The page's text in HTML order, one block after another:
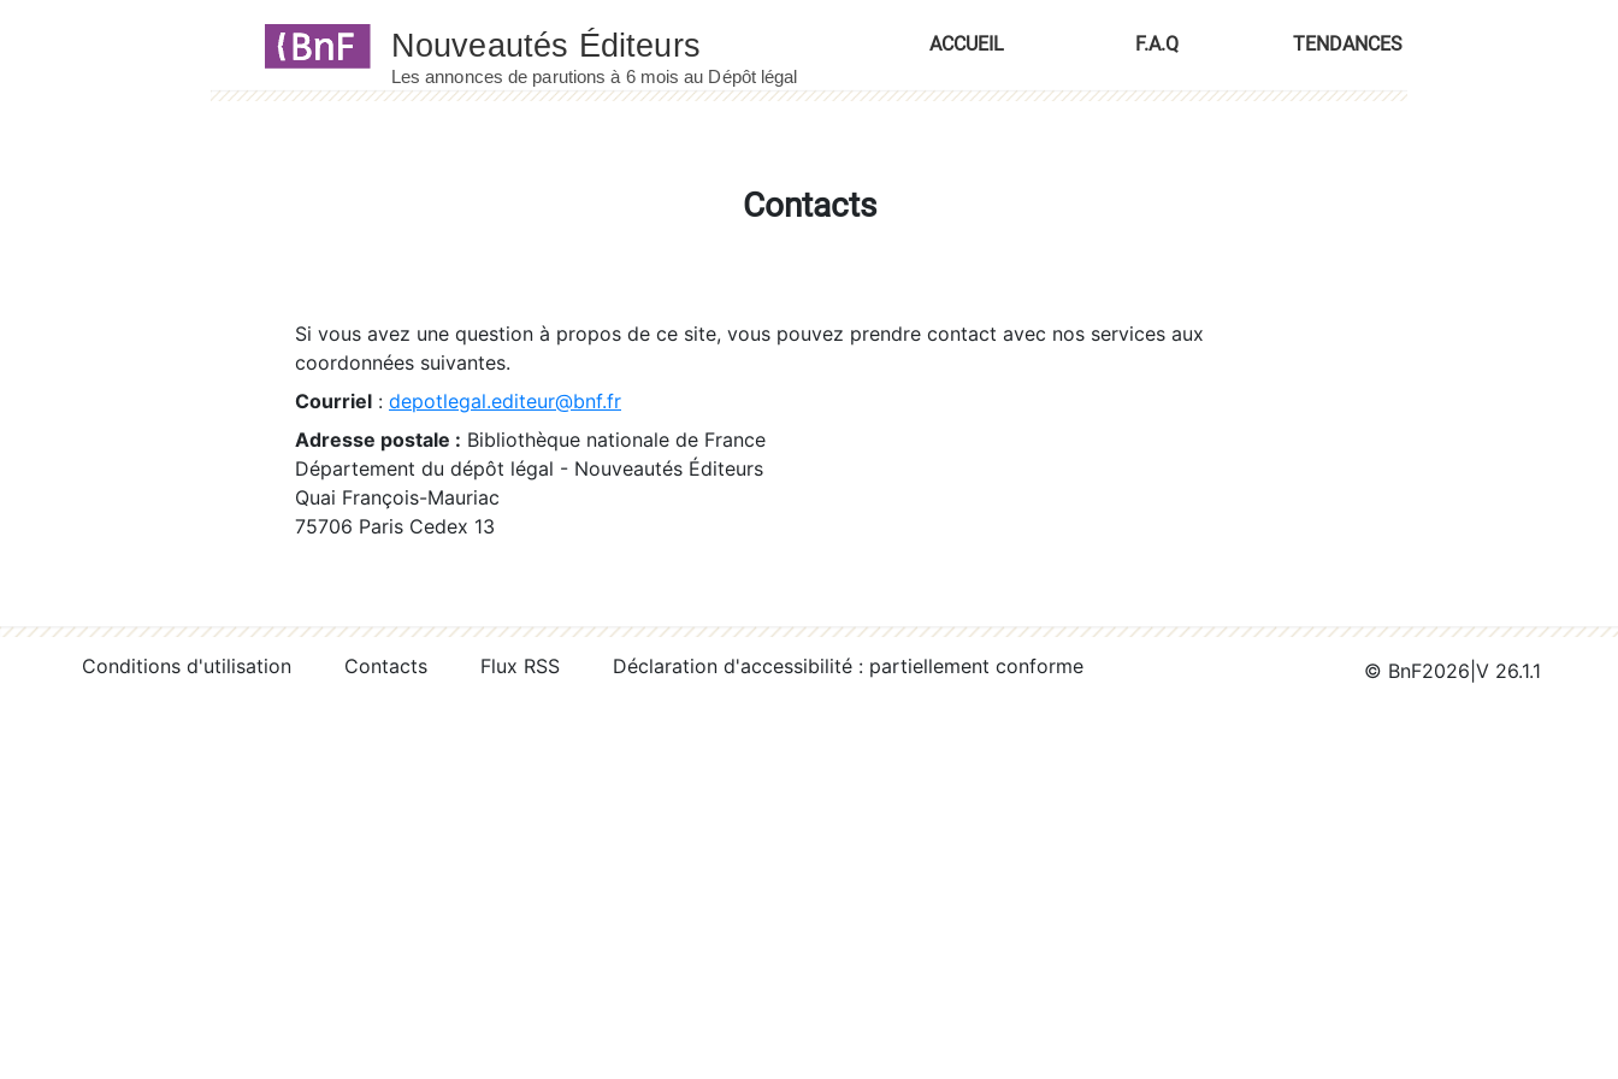
ACCUEIL F.A.Q TENDANCES
Contacts
Si vous avez une question à propos de ce site, vous pouvez prendre contact avec nos services aux
coordonnées suivantes.
Courriel : depotlegal.editeur@bnf.fr
Adresse postale : Bibliothèque nationale de France
Département du dépôt légal - Nouveautés Éditeurs
Quai François-Mauriac
75706 Paris Cedex 13
Conditions d'utilisation Contacts Flux RSS Déclaration d'accessibilité : partiellement conforme © BnF2026 V 26.1.1